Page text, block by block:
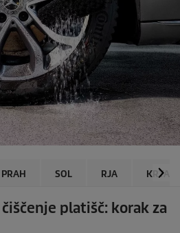
SOL RJA
platišč: korak za